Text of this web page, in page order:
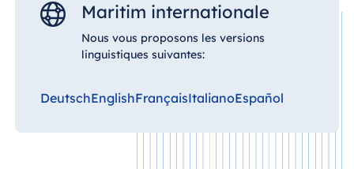
Maritim internationale
Nous vous proposons les versions
linguistiques suivantes:
DeutschEnglishFrançaisItalianoEspañol